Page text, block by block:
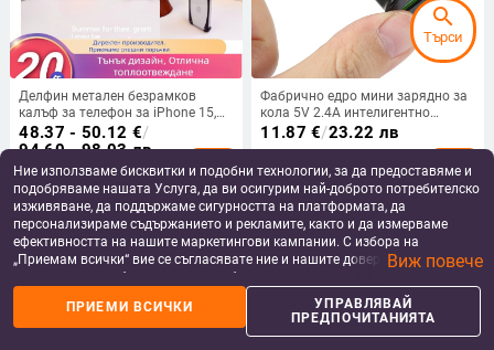
Делфин метален безрамков
калъф за телефон за iPhone 15,
15 Pro, 16 Pro, 17 Pro, 17 Air и 17
Pro Max, прозрачен PC защитен
48.37 - 50.12 €/
94.60 - 98.03 лв
add_shopping_cart
Фабрично едро мини зарядно за
кола 5V 2.4A интелигентно
еднопортово зарядно за
мобилен телефон USB зарядно за
11.87 €/23.22 лв
add_shopping_cart
Ние използваме бисквитки и подобни технологии, за да предоставяме и
подобряваме нашата Услуга, да ви осигурим най-доброто потребителско
изживяване, да поддържаме сигурността на платформата, да
персонализираме съдържанието и рекламите, както и да измерваме
ефективността на нашите маркетингови кампании. С избора на
„Приемам всички“ вие се съгласявате ние и нашите доверени партньори
да съхраняваме бисквитки и подобни технологии на вашето устройство
за рекламни и аналитични цели. Можете по всяко време да управлявате
своите предпочитания, като натиснете „Управлявай предпочитанията“.
За повече информация, моля, вижте нашата
Виж повече
ПРИЕМИ ВСИЧКИ
УПРАВЛЯВАЙ
ПРЕДПОЧИТАНИЯТА
search
Търси